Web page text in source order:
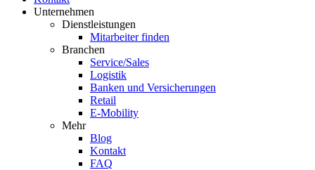
Unternehmen
Dienstleistungen
Mitarbeiter finden
Branchen
Service/Sales
Logistik
Banken und Versicherungen
Retail
E-Mobility
Mehr
Blog
Kontakt
FAQ